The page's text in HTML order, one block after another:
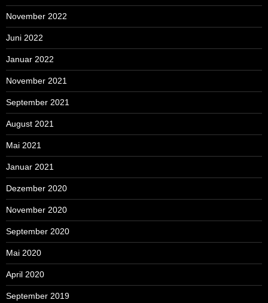
November 2022
Juni 2022
Januar 2022
November 2021
September 2021
August 2021
Mai 2021
Januar 2021
Dezember 2020
November 2020
September 2020
Mai 2020
April 2020
September 2019